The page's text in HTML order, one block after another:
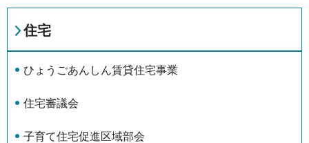
住宅
ひょうごあんしん賃貸住宅事業
住宅審議会
子育て住宅促進区域部会